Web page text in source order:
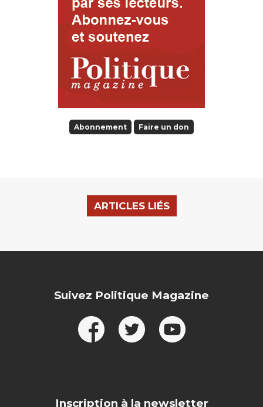
Abonnement Faire un don
ARTICLES LIÉS
Suivez Politique Magazine
Inscription à la newsletter